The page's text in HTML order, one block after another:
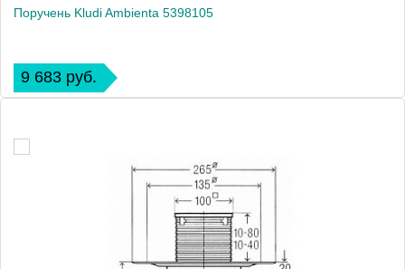
Поручень Kludi Ambienta 5398105
9 683 руб.